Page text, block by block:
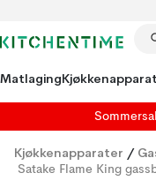
Matlaging
S
Kjøkkenapparater /
Satake Flame King